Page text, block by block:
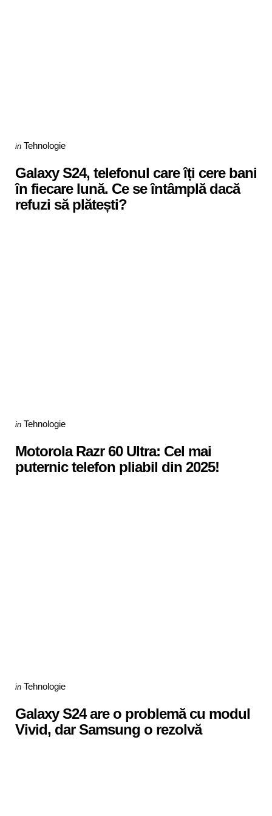
Categories
Posted
in Tehnologie
Galaxy S24, telefonul care îți cere bani
în fiecare lună. Ce se întâmplă dacă
refuzi să plătești?
Categories
Posted
in Tehnologie
Motorola Razr 60 Ultra: Cel mai
puternic telefon pliabil din 2025!
Categories
Posted
in Tehnologie
Galaxy S24 are o problemă cu modul
Vivid, dar Samsung o rezolvă